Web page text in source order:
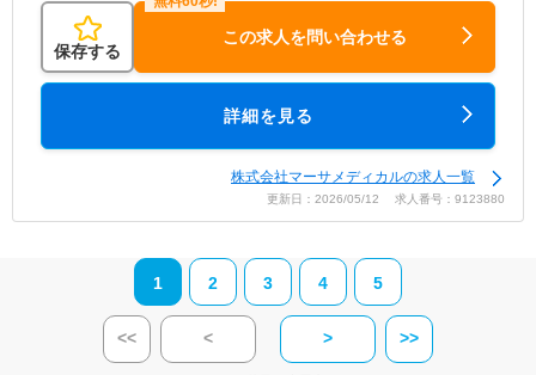
保存する
この求人を問い合わせる
詳細を見る
株式会社マーサメディカルの求人一覧
更新日：2026/05/12 求人番号：9123880
1 2 3 4 5
<< < > >>